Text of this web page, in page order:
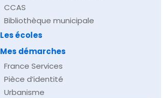
CCAS
Bibliothèque municipale
Les écoles
Mes démarches
France Services
Pièce d’identité
Urbanisme